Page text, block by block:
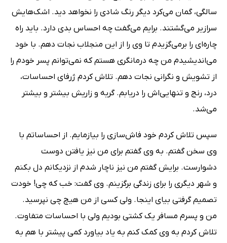
سالگی، گمان می‌کرد دیگر رنگ شادی را نخواهد دید. اشک‌هایش
سرازیر می‌گشتند. برایم می‌گفت چه احساس بدی دارد. باید راه
چاره‌ای را برمی‌گزیدم تا وی را از این منجلاب نجات دهم. با خود
می‌اندیشیدم من چه درمانگری هستم که نمی‌توانم پسر خودم را
از تشویش و نگرانی نجات دهم. تلاش کردم ژرفای احساسات،
درد، رنج و تنهایی‌اش را دریابم. گریه و زاریش بیشتر و بیشتر
می‌شد.
سپس تلاش کردم خود فاش‌سازی را بیازمایم. از احساساتم با
وی سخن گفتم. به وی گفتم برای من نیز یافتن دوست
دشوارست. برایش گفتم من نیز ناچار شدم از نزدیکانم دل بکنم
و شهر دیگری را برای زندگی برگزینم. وی گفت: خب که چی! خودت
تصمیم گرفتی بیای اینجا. ولی کسی از من هیچ چی نپرسید.
من و پسرم مسافر یک کشتی بودیم ولی با احساسات متفاوت.
تلاش کردم به وی کمک کنم به یاد بیاورد کمی پیشتر با هم به